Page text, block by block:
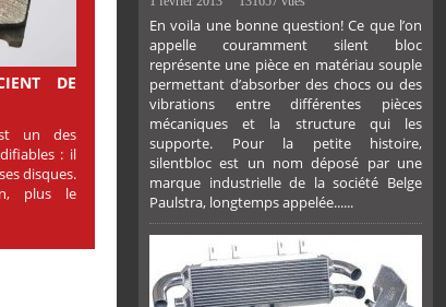
DE
un des
: il
disques.
plus le
En voila une bonne question! Ce que l’on
appelle couramment silent bloc
représente une pièce en matériau souple
permettant d’absorber des chocs ou des
vibrations entre différentes pièces
mécaniques et la structure qui les
supporte. Pour la petite histoire,
silentbloc est un nom déposé par une
marque industrielle de la société Belge
Paulstra, longtemps appelée......